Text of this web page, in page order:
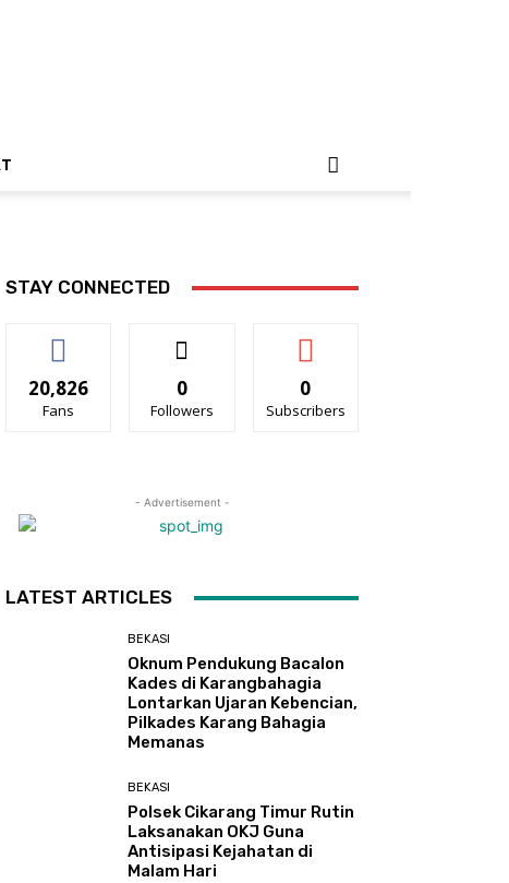
STAY CONNECTED
20,826
Fans
0
Followers
0
Subscribers
- Advertisement -
LATEST ARTICLES
BEKASI
Oknum Pendukung Bacalon
Kades di Karangbahagia
Lontarkan Ujaran Kebencian,
Pilkades Karang Bahagia
Memanas
BEKASI
Polsek Cikarang Timur Rutin
Laksanakan OKJ Guna
Antisipasi Kejahatan di
Malam Hari